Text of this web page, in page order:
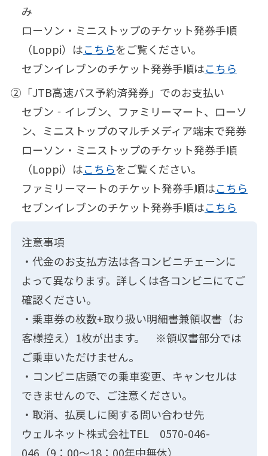
み
ローソン・ミニストップのチケット発券手順
（Loppi）はこちらをご覧ください。
セブンイレブンのチケット発券手順はこちら
② 「JTB高速バス予約済発券」でのお支払い
セブン‐イレブン、ファミリーマート、ローソ
ン、ミニストップのマルチメディア端末で発券
ローソン・ミニストップのチケット発券手順
（Loppi）はこちらをご覧ください。
ファミリーマートのチケット発券手順はこちら
セブンイレブンのチケット発券手順はこちら
注意事項
・代金のお支払方法は各コンビニチェーンに
よって異なります。詳しくは各コンビニにてご
確認ください。
・乗車券の枚数+取り扱い明細書兼領収書（お
客様控え）1枚が出ます。 ※領収書部分では
ご乗車いただけません。
・コンビニ店頭での乗車変更、キャンセルは
できませんので、ご注意ください。
・取消、払戻しに関する問い合わせ先
ウェルネット株式会社TEL 0570-046-
046（9：00～18：00年中無休）